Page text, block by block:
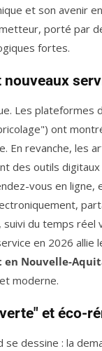
et son avenir
porté par
fortes.
Les plateformes
ont
En revanche, les
des outils
vous en ligne,
du temps réel
en 2026 allie
en Nouvelle-
moderne.
et éco-
se dessine : la